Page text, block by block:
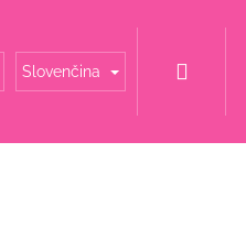
Šaty za super cenu
Slovenčina